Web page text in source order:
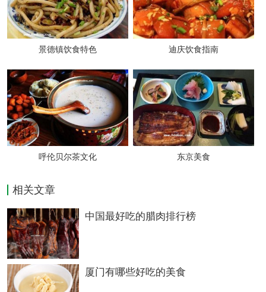
器，直到现在，湖北很多高档餐厅，依然用楚
风浓郁的漆器作为食器，甚至饪食器里面也用
比如常见的竹筒蒸菜就是如此，武汉名菜众
多，其中以武昌鱼为主料的菜就有清蒸武昌
鱼、花酿武昌鱼、蝴蝶武昌鱼、茅台武昌鱼、
鸡粥奶油武昌鱼、红烧武昌鱼、杨梅武昌鱼、
白雪腊梅武昌鱼等，其中杨梅武昌鱼，更是鲜
明的继承了楚地饮食的传统“以盐梅醯醢烹鱼
肉”这是我作为一个文科出身的厨师，
的作用，认为武汉饮食文化最可贵之处。
景德镇饮食特色 迪庆饮食指南
呼伦贝尔茶文化 东京美食
相关文章
中国最好吃的腊肉排行榜
厦门有哪些好吃的美食